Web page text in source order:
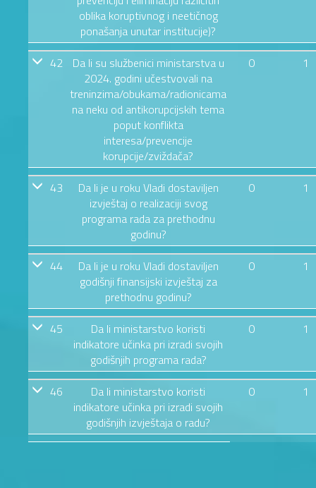
oblika koruptivnog i neetičnog
ponašanja unutar institucije)?
42
Da li su službenici ministarstva u
2024. godini učestvovali na
treninzima/obukama/radionicama
na neku od antikorupcijskih tema
poput konflikta
interesa/prevencije
korupcije/zviždača?
0 1
43
Da li je u roku Vladi dostaviljen
izvještaj o realizaciji svog
programa rada za prethodnu
godinu?
0 1
44
Da li je u roku Vladi dostaviljen
godišnji finansijski izvještaj za
prethodnu godinu?
0 1
45
Da li ministarstvo koristi
indikatore učinka pri izradi svojih
godišnjih programa rada?
0 1
46
Da li ministarstvo koristi
indikatore učinka pri izradi svojih
godišnjih izvještaja o radu?
0 1